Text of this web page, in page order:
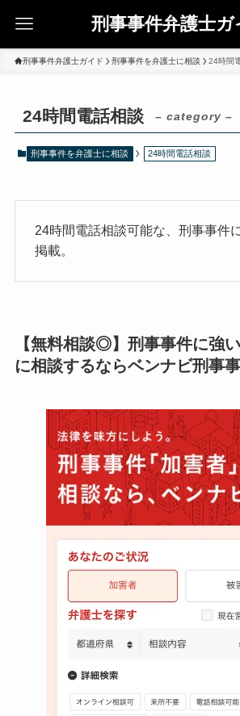
刑事事件弁護士ガ
刑事事件弁護士ガイド 刑事事件を弁護士に相談 24時間
24時間電話相談 – category –
刑事事件を弁護士に相談 24時間電話相談
24時間電話相談可能な、刑事事件
掲載。
【無料相談◎】刑事事件に強
に相談するならベンナビ刑事